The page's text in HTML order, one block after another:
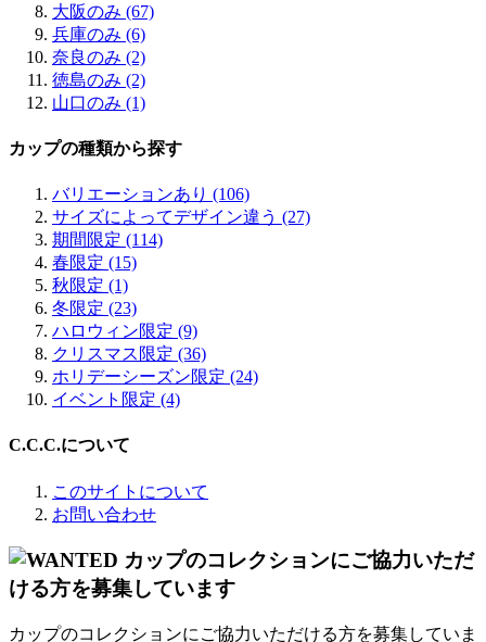
大阪のみ (67)
兵庫のみ (6)
奈良のみ (2)
徳島のみ (2)
山口のみ (1)
カップの種類から探す
バリエーションあり (106)
サイズによってデザイン違う (27)
期間限定 (114)
春限定 (15)
秋限定 (1)
冬限定 (23)
ハロウィン限定 (9)
クリスマス限定 (36)
ホリデーシーズン限定 (24)
イベント限定 (4)
C.C.C.について
このサイトについて
お問い合わせ
カップのコレクションにご協力いただける方を募集していま